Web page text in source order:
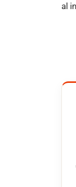
al